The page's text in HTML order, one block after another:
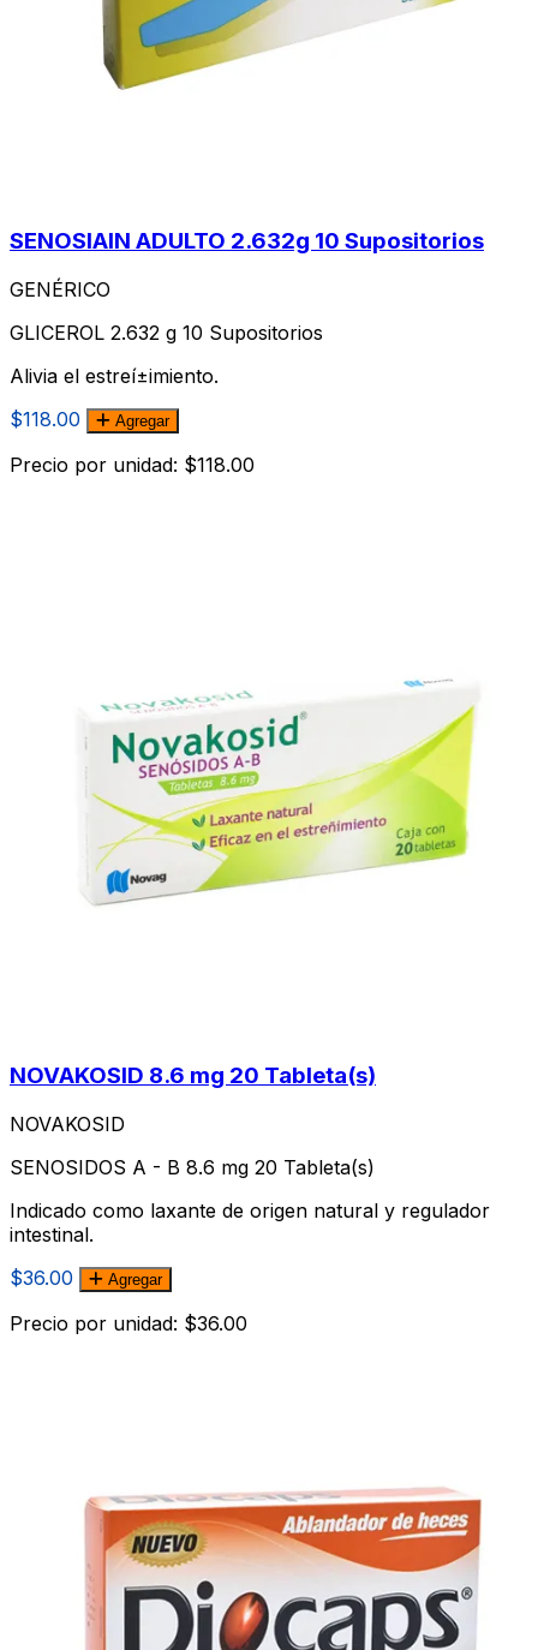
SENOSIAIN ADULTO 2.632g 10 Supositorios
GENÉRICO
GLICEROL 2.632 g 10 Supositorios
Alivia el estreí±imiento.
$118.00
Agregar
Precio por unidad: $118.00
NOVAKOSID 8.6 mg 20 Tableta(s)
NOVAKOSID
SENOSIDOS A - B 8.6 mg 20 Tableta(s)
Indicado como laxante de origen natural y regulador
intestinal.
$36.00
Agregar
Precio por unidad: $36.00